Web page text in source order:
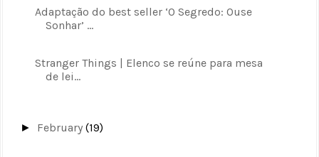
Adaptação do best seller ‘O Segredo: Ouse
Sonhar’ ...
Stranger Things | Elenco se reúne para mesa
de lei...
► February(19)